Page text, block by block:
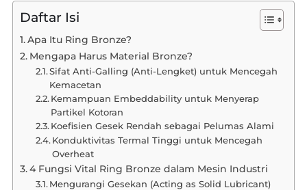
Daftar Isi
Apa Itu Ring Bronze?
Mengapa Harus Material Bronze?
Sifat Anti-Galling (Anti-Lengket) untuk Mencegah
Kemacetan
Kemampuan Embeddability untuk Menyerap
Partikel Kotoran
Koefisien Gesek Rendah sebagai Pelumas Alami
Konduktivitas Termal Tinggi untuk Mencegah
Overheat
4 Fungsi Vital Ring Bronze dalam Mesin Industri
Mengurangi Gesekan (Acting as Solid Lubricant)